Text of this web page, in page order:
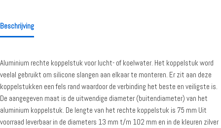
Beschrijving
Aluminium rechte koppelstuk voor lucht- of koelwater. Het koppelstuk word
veelal gebruikt om silicone slangen aan elkaar te monteren. Er zit aan deze
koppelstukken een fels rand waardoor de verbinding het beste en veiligste is.
De aangegeven maat is de uitwendige diameter (buitendiameter) van het
aluminium koppelstuk. De lengte van het rechte koppelstuk is 75 mm Uit
voorraad leverbaar in de diameters 13 mm t/m 102 mm en in de kleuren zilver